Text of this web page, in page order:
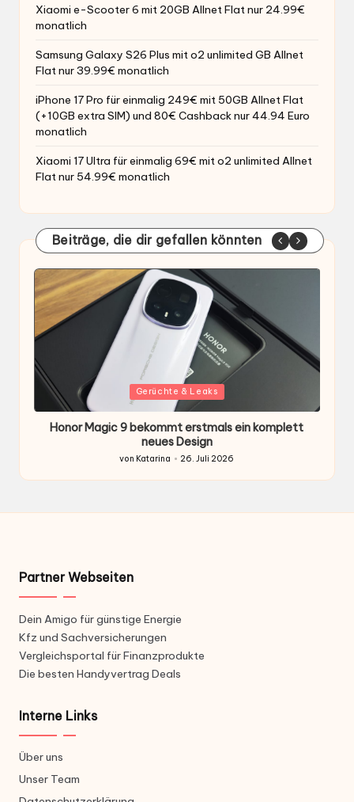
Xiaomi e-Scooter 6 mit 20GB Allnet Flat nur 24.99€
monatlich
Samsung Galaxy S26 Plus mit o2 unlimited GB Allnet
Flat nur 39.99€ monatlich
iPhone 17 Pro für einmalig 249€ mit 50GB Allnet Flat
(+10GB extra SIM) und 80€ Cashback nur 44.94 Euro
monatlich
Xiaomi 17 Ultra für einmalig 69€ mit o2 unlimited Allnet
Flat nur 54.99€ monatlich
Beiträge, die dir gefallen könnten
Gepostet
Gerüchte & Leaks
Honor Magic 9 bekommt erstmals ein komplett
neues Design
Gepostet
von
von Katarina 26. Juli 2026
Partner Webseiten
Dein Amigo für günstige Energie
Kfz und Sachversicherungen
Vergleichsportal für Finanzprodukte
Die besten Handyvertrag Deals
Interne Links
Über uns
Unser Team